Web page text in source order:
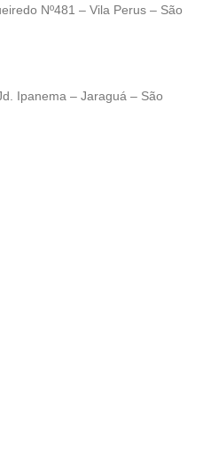
Nº481 – Vila Perus – São
Ipanema – Jaraguá – São